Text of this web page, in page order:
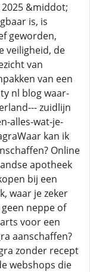
&middot;
is, is
geworden,
veiligheid, de
van
van een
nl blog waar-
zuidlijn
alles-wat-je-
kan ik
Online
apotheek
bij een
waar je zeker
neppe of
voor een
aanschaffen?
zonder recept
webshops die